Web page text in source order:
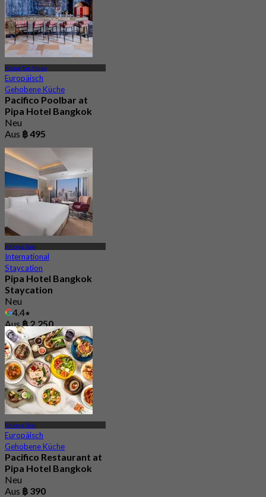
Klong Tan Nuea
Europäisch
Gehobene Küche
Pacifico Poolbar at
Pipa Hotel Bangkok
Neu
Aus ฿ 495
Khlong Toei
International
Staycation
Pipa Hotel Bangkok
Staycation
Neu
4.4
Aus ฿ 2,250
Khlong Toei
Europäisch
Gehobene Küche
Pacifico Restaurant at
Pipa Hotel Bangkok
Neu
Aus ฿ 390